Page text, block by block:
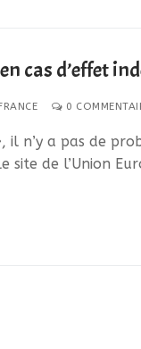
cas d’effet
0
il n’y a pas de
de l’Union